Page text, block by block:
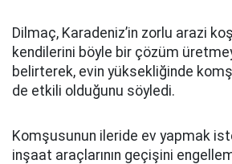
Dilmaç, Karadeniz’in zorlu arazi
kendilerini böyle bir çözüm
belirterek, evin yüksekliğinde
de etkili olduğunu söyledi.
Komşusunun ileride ev yapmak
inşaat araçlarının geçişini